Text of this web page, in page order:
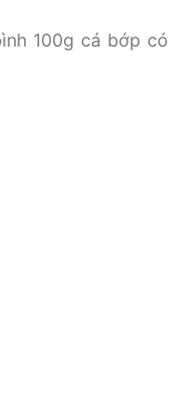
100g cá bớp có